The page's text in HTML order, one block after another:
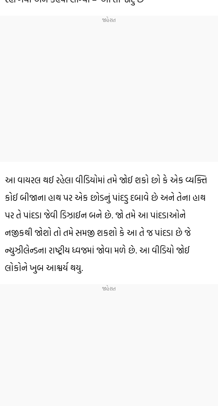
આ વાયરલ થઈ રહેલા વીડિયોમાં તમે જોઈ શકો છો કે એક વ્યક્તિ
કોઈ બીજાના હાથ પર એક છોડનું પાંદડુ દબાવે છે અને તેના હાથ
પર તે પાંદડા જેવી ડિઝાઈન બને છે. જો તમે આ પાંદડાઓને
નજીકથી જોશો તો તમે સમજી શકશો કે આ તે જ પાંદડા છે જે
ન્યુઝીલેન્ડના રાષ્ટ્રીય ધ્વજમાં જોવા મળે છે. આ વીડિયો જોઈ
લોકોને ખુબ આશ્વર્ય થયુ.